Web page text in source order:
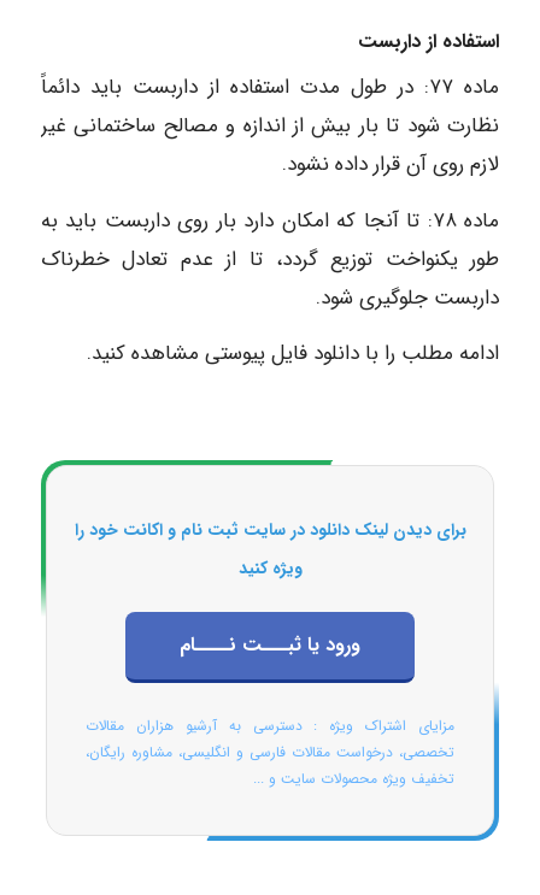
استفاده از داربست
ماده ۷۷: در طول مدت استفاده از داربست باید دائماً
نظارت شود تا بار بیش از اندازه و مصالح ساختمانی غیر
لازم روی آن قرار داده نشود.
ماده ۷۸: تا آنجا که امکان دارد بار روی داربست باید به
طور یکنواخت توزیع گردد، تا از عدم تعادل خطرناک
داربست جلوگیری شود.
ادامه مطلب را با دانلود فایل پیوستی مشاهده کنید.
برای دیدن لینک دانلود در سایت ثبت نام و اکانت خود را
ویژه کنید
ورود یا ثبـــت نــــام
مزایای اشتراک ویژه : دسترسی به آرشیو هزاران مقالات
تخصصی، درخواست مقالات فارسی و انگلیسی، مشاوره رایگان،
تخفیف ویژه محصولات سایت و ...